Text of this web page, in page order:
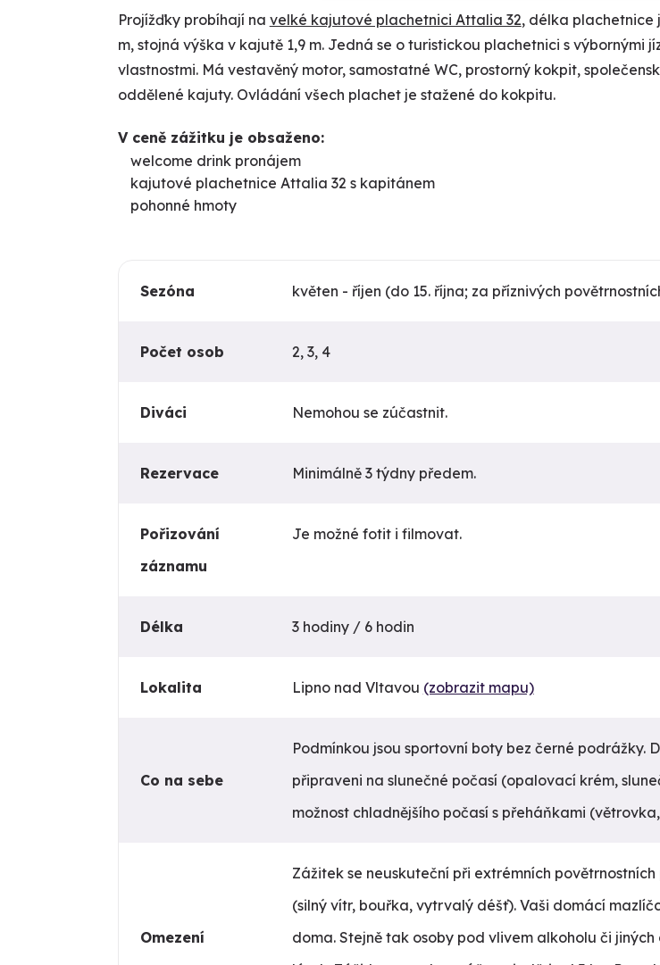
Projížďky probíhají na velké kajutové plachetnici Attalia 32, délka plachetnice
m, stojná výška v kajutě 1,9 m. Jedná se o turistickou plachetnici s výbornými
vlastnostmi. Má vestavěný motor, samostatné WC, prostorný kokpit,
oddělené kajuty. Ovládání všech plachet je stažené do kokpitu.
V ceně zážitku je obsaženo:
welcome drink pronájem
kajutové plachetnice Attalia 32 s kapitánem
pohonné hmoty
Sezóna květen - říjen (do 15. října; za příznivých
Počet osob 2, 3, 4
Diváci Nemohou se zúčastnit.
Rezervace Minimálně 3 týdny předem.
Pořizování
záznamu
Je možné fotit i filmovat.
Délka 3 hodiny / 6 hodin
Lokalita Lipno nad Vltavou (zobrazit mapu)
Co na sebe
Podmínkou jsou sportovní boty bez černé podrážky.
připraveni na slunečné počasí (opalovací krém,
možnost chladnějšího počasí s přeháňkami
Omezení
Zážitek se neuskuteční při extrémních
(silný vítr, bouřka, vytrvalý déšť). Vaši domácí
doma. Stejně tak osoby pod vlivem alkoholu či jiných